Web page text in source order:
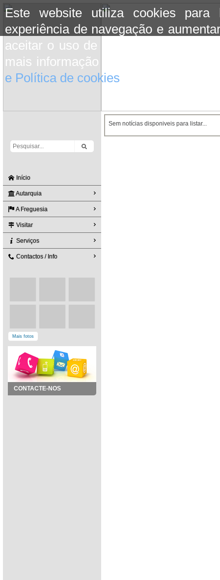
Este website utiliza cookies para
experiência de navegação e
aceitar o uso de cookies basta
mais informação consulte a
e Política de cookies
Início
Autarquia
A Freguesia
Visitar
Serviços
Contactos / Info
Mais fotos
CONTACTE-NOS
Sem notícias disponiveis para listar...